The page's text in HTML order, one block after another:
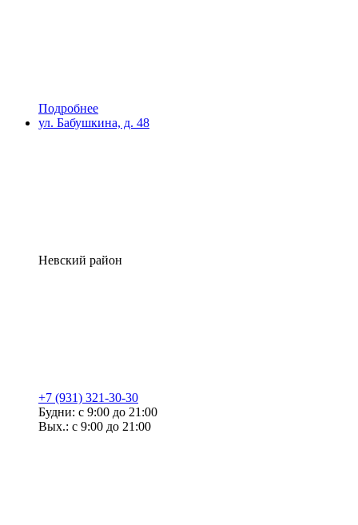
Подробнее
ул. Бабушкина, д. 48
Невский район
+7 (931) 321-30-30
Будни: с 9:00 до 21:00
Вых.: с 9:00 до 21:00